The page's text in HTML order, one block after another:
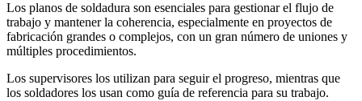
Los planos de soldadura son esenciales para gestionar el flujo de
trabajo y mantener la coherencia, especialmente en proyectos de
fabricación grandes o complejos, con un gran número de uniones y
múltiples procedimientos.
Los supervisores los utilizan para seguir el progreso, mientras que
los soldadores los usan como guía de referencia para su trabajo.